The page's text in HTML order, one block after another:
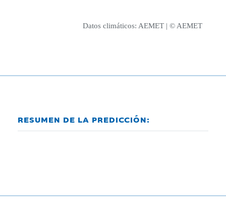
Datos climáticos: AEMET | © AEMET
RESUMEN DE LA PREDICCIÓN: